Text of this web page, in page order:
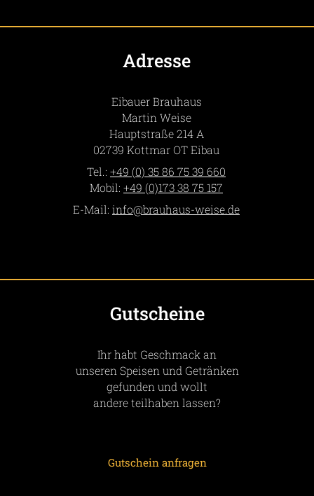
Adresse
Eibauer Brauhaus
Martin Weise
Hauptstraße 214 A
02739 Kottmar OT Eibau
Tel.: +49 (0) 35 86 75 39 660
Mobil: +49 (0)173 38 75 157
E-Mail: info­@­brauhaus-weise­.­de
Gutscheine
Ihr habt Geschmack an
unseren Speisen und Getränken
gefunden und wollt
andere teilhaben lassen?
Gutschein anfragen